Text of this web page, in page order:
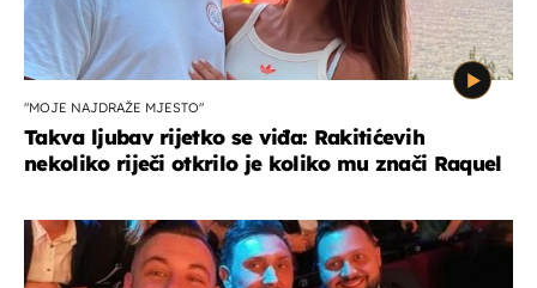
"MOJE NAJDRAŽE MJESTO"
Takva ljubav rijetko se viđa: Rakitićevih
nekoliko riječi otkrilo je koliko mu znači Raquel